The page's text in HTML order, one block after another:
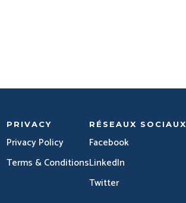
PRIVACY
Privacy Policy
Terms & Conditions
RÉSEAUX SOCIAUX
Facebook
LinkedIn
Twitter